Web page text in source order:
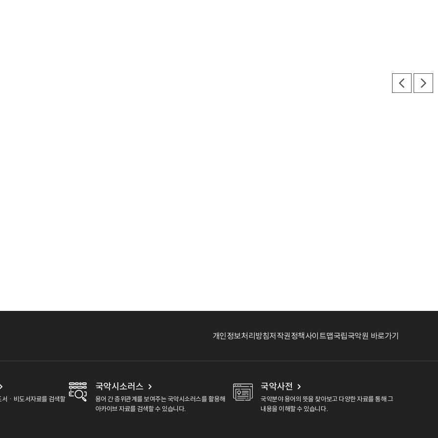
개인정보처리방침저작권정책사이트맵국립국악원 바로가기
ㆍ비도서자료를 검색할
국악시소러스
용어 간 층위관계를 보여주는 국악시소러스를 활용해
아카이브 자료를 검색할 수 있습니다.
국악사전
국악분야 용어의 뜻을 찾아보고 다양한 자료를 통해 그
내용을 이해할 수 있습니다.